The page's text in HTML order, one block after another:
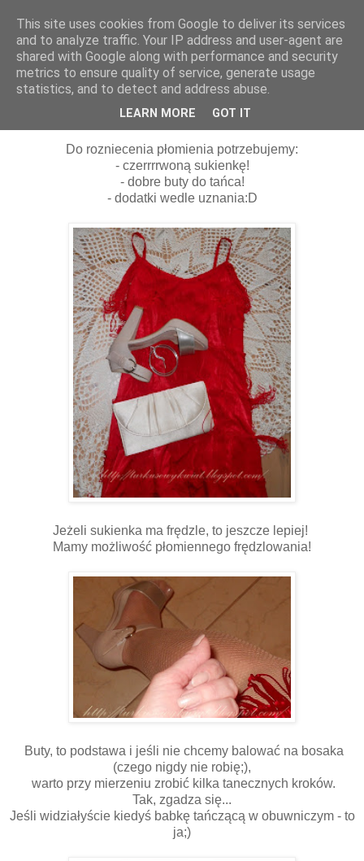
05 lutego 2014
Płomień został ugaszony...
Do rozniecenia płomienia potrzebujemy:
- czerrrrwoną sukienkę!
- dobre buty do tańca!
- dodatki wedle uznania:D
Jeżeli sukienka ma frędzle, to jeszcze lepiej!
Mamy możliwość płomiennego frędzlowania!
Buty, to podstawa i jeśli nie chcemy balować na bosaka
(czego nigdy nie robię;),
warto przy mierzeniu zrobić kilka tanecznych kroków.
Tak, zgadza się...
Jeśli widziałyście kiedyś babkę tańczącą w obuwniczym - to
ja;)
This site uses cookies from Google to deliver its services
and to analyze traffic. Your IP address and user-agent are
shared with Google along with performance and security
metrics to ensure quality of service, generate usage
statistics, and to detect and address abuse.
LEARN MORE GOT IT